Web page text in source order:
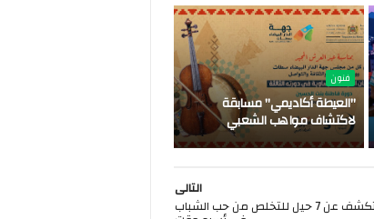
فنون
"العيطة أكاديمي" مسابقة
لاكتشاف مواهب الشعبي
التالى
خلود عادل تكشف عن 7 حيل للتخلص من حب الشباب